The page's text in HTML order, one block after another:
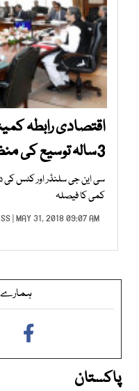
اقتصادی رابطہ
3سالہ توسیع کی منظوری
سی این جی سلنڈر اور کٹس کی
کمی کا فیصلہ
| MAY 31, 2018 09:07 AM |
ہمارے
پاکستان